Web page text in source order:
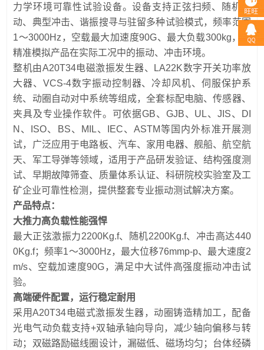
力学环境可靠性试验设备。设备支持正弦扫频、随机振
动、典型冲击、谐振搜寻与驻留多种试验模式，频率范围
1～3000Hz，空载最大加速度90G、最大负载300kg，可
精准模拟产品在实际工况中的振动、冲击环境。
整机由A20T34电磁激振发生器、LA22K数字开关功率放
大器、VCS-4数字振动控制器、冷却风机、伺服保护系
统、动圈自动对中系统等组成，全套标配电脑、传感器、
夹具及专业操作软件。可依据GB、GJB、UL、JIS、DI
N、ISO、BS、MIL、IEC、ASTM等国内外标准开展测
试，广泛应用于电路板、汽车、家用电器、舰船、航空航
天、军工导弹等领域，适用于产品研发验证、结构强度测
试、早期故障筛查、质量体系认证、科研院校实验室及工
矿企业可靠性检测，提供整套专业振动测试解决方案。
产品特点：
大推力高负载性能强悍
最大正弦激振力2200Kg.f、随机2200Kg.f、冲击高达440
0Kg.f；频率1～3000Hz，最大位移76mmp-p、最大速度2
m/s、空载加速度90G，满足中大试件高强度振动冲击试
验。
高端硬件配置，运行稳定耐用
采用A20T34电磁式激振发生器，动圈铸造精加工，配备
光电气动负载支持+双轴承轴向导向，减少轴向偏移与转
动；双磁路励磁线圈设计，漏磁低、磁场均匀；台体经磷